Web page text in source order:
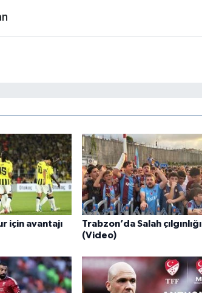
için avantajı
Trabzon’da Salah çılgınlığı
(Video)